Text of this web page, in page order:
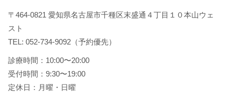
〒464-0821 愛知県名古屋市千種区末盛通４丁目１０本山ウェ
スト
TEL: 052-734-9092（予約優先）
診療時間：10:00〜20:00
受付時間：9:30〜19:00
定休日：月曜・日曜